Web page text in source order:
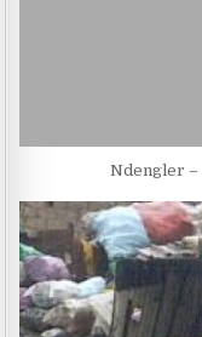
Ndengler –